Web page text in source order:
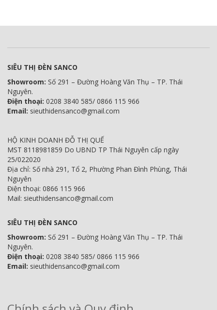
SIÊU THỊ ĐÈN SANCO
Showroom: Số 291 – Đường Hoàng Văn Thụ – TP. Thái
Nguyên.
Điện thoại: 0208 3840 585/ 0866 115 966
Email: sieuthidensanco@gmail.com
HỘ KINH DOANH ĐỖ THỊ QUẾ
MST 8118981859 Do UBND TP Thái Nguyên cấp ngày
25/022020
Địa chỉ: Số nhà 291, Tổ 2, Phường Phan Đình Phùng, Thái
Nguyên
Điện thoại: 0866 115 966
Mail: sieuthidensanco@gmail.com
SIÊU THỊ ĐÈN SANCO
Showroom: Số 291 – Đường Hoàng Văn Thụ – TP. Thái
Nguyên.
Điện thoại: 0208 3840 585/ 0866 115 966
Email: sieuthidensanco@gmail.com